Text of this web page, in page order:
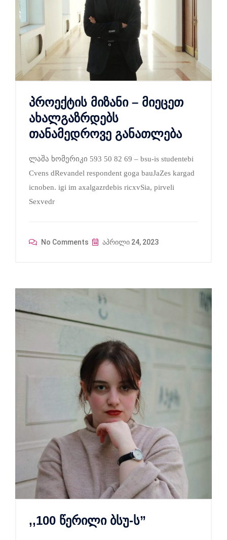
პროექტის მიზანი – მიეცეთ
ახალგაზრდებს
თანამედროვე განათლება
ლაშა ხომერიკი 593 50 82 69 – bsu-is studentebi
Cvens dRevandel respondent goga bauJaZes kargad
icnoben. igi im axalgazrdebis ricxvSia, pirveli
Sexvedr
No Comments აპრილი 24, 2023
,,100 წერილი ბსუ-ს”